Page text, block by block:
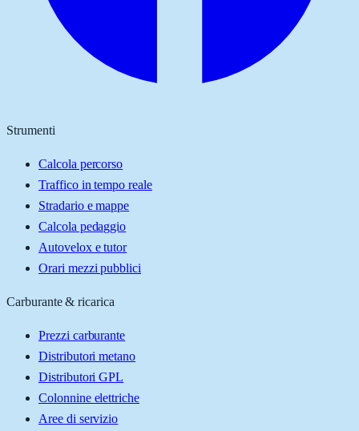
Strumenti
Calcola percorso
Traffico in tempo reale
Stradario e mappe
Calcola pedaggio
Autovelox e tutor
Orari mezzi pubblici
Carburante & ricarica
Prezzi carburante
Distributori metano
Distributori GPL
Colonnine elettriche
Aree di servizio